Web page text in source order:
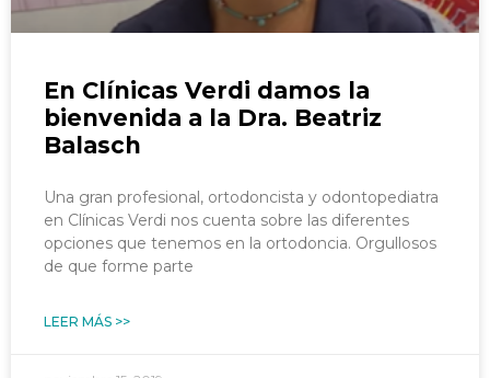
En Clínicas Verdi damos la
bienvenida a la Dra. Beatriz
Balasch
Una gran profesional, ortodoncista y odontopediatra
en Clínicas Verdi nos cuenta sobre las diferentes
opciones que tenemos en la ortodoncia. Orgullosos
de que forme parte
LEER MÁS >>